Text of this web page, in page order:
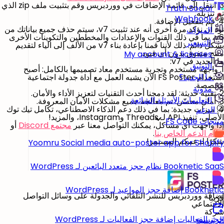
Truth Social
Webhook
الميزات
التسعير
My account & licenses
التوثيق
ما الجديد؟
مدونة
التعليمات الأسئلة الشائعة
الدعم
منتجات FS Code
YoomruSocial media auto-poster app for Shopify
Booknetic SaaS نظام حجز متعدد البائعين لـ WordPress
Booknetic إضافة حجز المواعيد لـ WordPress
قريباً
حجز الفعاليات إضافة حجز الفعاليات لـ WordPress
3. انتقل إلى قائمة الإضافات في ووردبريس وقم بتثبيت ملف zip الذي
تم تنزيله.
4. قم بتفعيلالإضافة.
نود أن نؤكد مرة أخرى أنه عند تثبيت v7، سيتم حذف جميع بياناتك من
v6، بما في ذلك القنوات والإعدادات والمخططين والتكوينات الأخرى
بشكل دائم. ذلك لأننا قمنا بإعادة بناء v7 من الألف إلى الياء لتقديم
منتج متفوق بدون أي قيود.
ما الجديد في v7:
1. واجهة مستخدم وتجربة مستخدم معاد تصميمها بالكامل: أصبح
استخدام FS Poster الآن يشبه العمل مع أداة جدولة اجتماعية
مخصصة.
2. تقنية حديثة: لقد دمجنا أحدث التقنيات لتعزيز الأداء والأمان.
3. أمان محسّن: تم معالجة جميع مشكلات الأمان المعروفة.
4. ميزات جديدة: بما في ذلك دعم الذكاء الاصطناعي، تكامل تيك توك
الأصلي، تنفيذ API لـ Threads وInstagram، والمزيد!
إذا واجهت أي مشاكل، يمكنك التواصل معنا عبرمجتمع Discord أو
نظام الدعم الخاص بنا.
شكرًا لدعمكم المستمر!
إضافة ووردبريس للنشر التلقائي والجدولة على وسائل التواصل
الاجتماعي
شركة
الرئيسية